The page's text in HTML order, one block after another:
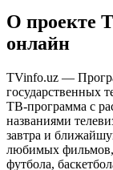
О проекте
онлайн
TVinfo.uz —
государственных
ТВ-программа с
названиями
завтра и
любимых фильмов,
футбола,